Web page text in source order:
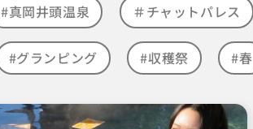
#真岡井頭温泉 ＃チャットパレス
#グランピング #収穫祭 #春